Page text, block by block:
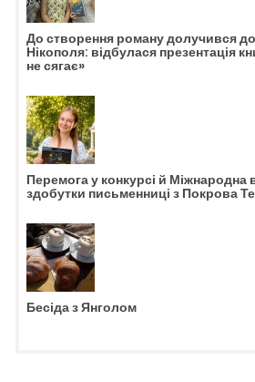
До створення роману долучився
Нікополя: відбулася презентація
не сягає»
Перемога у конкурсі й Міжнародна
здобутки письменниці з Покрова
Бесіда з Янголом